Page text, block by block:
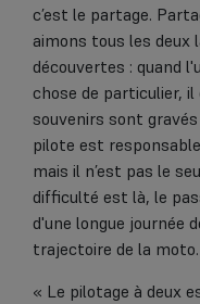
c’est le partage.
aimons tous les deux
découvertes : quand
chose de particulier,
souvenirs sont
pilote est
mais il n’est pas le
difficulté est là, le
d'une longue journée
trajectoire de la
« Le pilotage à deux